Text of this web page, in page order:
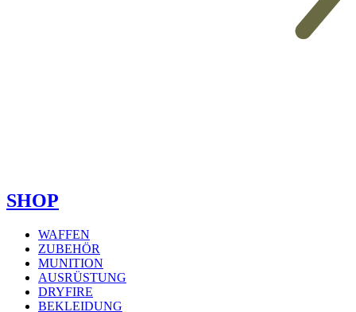
SHOP
WAFFEN
ZUBEHÖR
MUNITION
AUSRÜSTUNG
DRYFIRE
BEKLEIDUNG